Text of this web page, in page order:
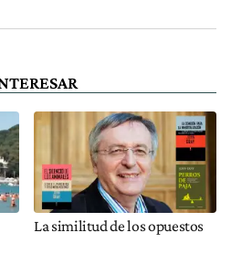
La similitud de los opuestos